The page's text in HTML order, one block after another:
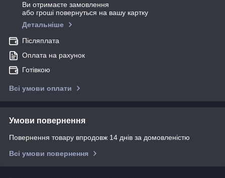
Ви отримаєте замовлення
або гроші повернуться на вашу картку
Детальніше
Післяплата
Оплата на рахунок
Готівкою
Всі умови оплати
Умови повернення
Повернення товару впродовж 14 днів за домовленістю
Всі умови повернення